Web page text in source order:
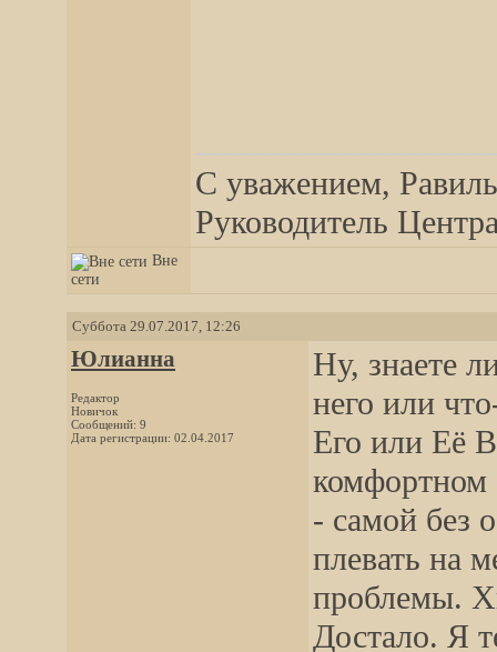
С уважением,
Руководитель
Вне
сети
Суббота 29.07.2017, 12:26
Юлианна
Редактор
Новичок
Сообщений: 9
Дата регистрации: 02.04.2017
Ну, знаете
него или
Его или Её
комфортном
- самой без
плевать на
проблемы.
Достало. Я